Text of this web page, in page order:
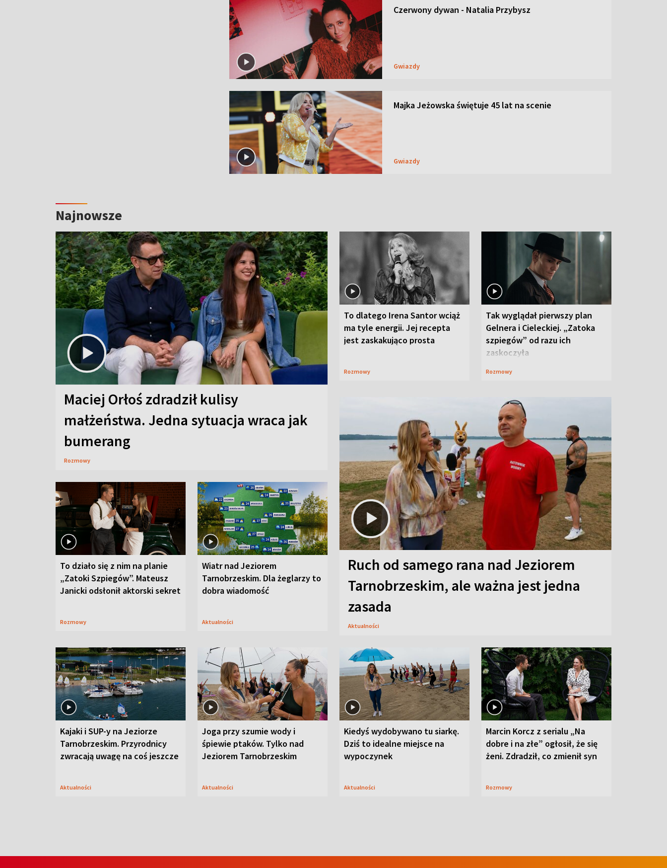
Czerwony dywan - Natalia Przybysz
Gwiazdy
Majka Jeżowska świętuje 45 lat na scenie
Gwiazdy
Najnowsze
Maciej Orłoś zdradził kulisy
małżeństwa. Jedna sytuacja wraca jak
bumerang
Rozmowy
To dlatego Irena Santor wciąż
ma tyle energii. Jej recepta
jest zaskakująco prosta
Rozmowy
Tak wyglądał pierwszy plan
Gelnera i Cieleckiej. „Zatoka
szpiegów” od razu ich
zaskoczyła
Rozmowy
To działo się z nim na planie
„Zatoki Szpiegów”. Mateusz
Janicki odsłonił aktorski sekret
Rozmowy
Wiatr nad Jeziorem
Tarnobrzeskim. Dla żeglarzy to
dobra wiadomość
Aktualności
Ruch od samego rana nad Jeziorem
Tarnobrzeskim, ale ważna jest jedna
zasada
Aktualności
Kajaki i SUP-y na Jeziorze
Tarnobrzeskim. Przyrodnicy
zwracają uwagę na coś jeszcze
Aktualności
Joga przy szumie wody i
śpiewie ptaków. Tylko nad
Jeziorem Tarnobrzeskim
Aktualności
Kiedyś wydobywano tu siarkę.
Dziś to idealne miejsce na
wypoczynek
Aktualności
Marcin Korcz z serialu „Na
dobre i na złe” ogłosił, że się
żeni. Zdradził, co zmienił syn
Rozmowy